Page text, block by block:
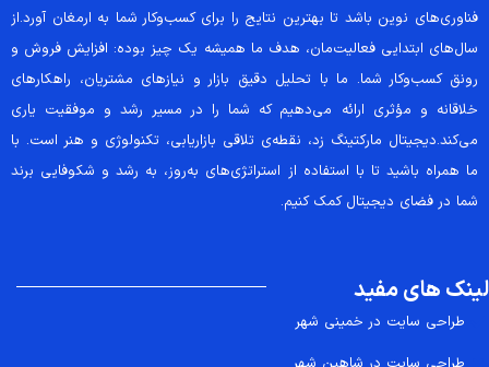
فناوری‌های نوین باشد تا بهترین نتایج را برای کسب‌وکار شما به ارمغان آورد.از
سال‌های ابتدایی فعالیت‌مان، هدف ما همیشه یک چیز بوده: افزایش فروش و
رونق کسب‌وکار شما. ما با تحلیل دقیق بازار و نیازهای مشتریان، راهکارهای
خلاقانه و مؤثری ارائه می‌دهیم که شما را در مسیر رشد و موفقیت یاری
می‌کند.دیجیتال مارکتینگ زد، نقطه‌ی تلاقی بازاریابی، تکنولوژی و هنر است. با
ما همراه باشید تا با استفاده از استراتژی‌های به‌روز، به رشد و شکوفایی برند
شما در فضای دیجیتال کمک کنیم.
لینک های مفید
طراحی سایت در خمینی شهر